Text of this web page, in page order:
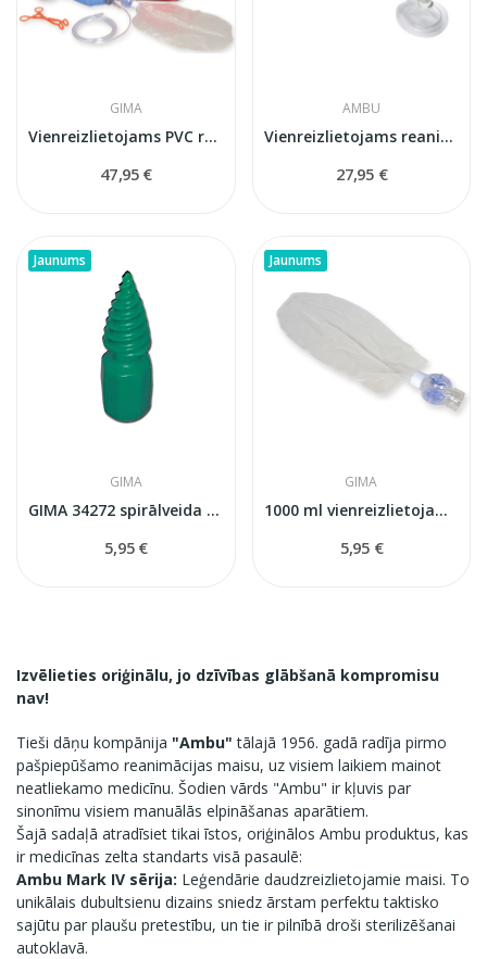
GIMA
Vienreizlietojams PVC reanimācijas komplekts...
47,95 €
AMBU
Vienreizlietojams reanimācijas maiss Ambu SPUR...
27,95 €
Jaunums
GIMA
GIMA 34272 spirālveida mutes atvērējs...
5,95 €
Jaunums
GIMA
1000 ml vienreizlietojams skābekļa rezervuārs...
5,95 €
Izvēlieties oriģinālu, jo dzīvības glābšanā kompromisu
nav!
Tieši dāņu kompānija "Ambu" tālajā 1956. gadā radīja pirmo
pašpiepūšamo reanimācijas maisu, uz visiem laikiem mainot
neatliekamo medicīnu. Šodien vārds "Ambu" ir kļuvis par
sinonīmu visiem manuālās elpināšanas aparātiem.
Šajā sadaļā atradīsiet tikai īstos, oriģinālos Ambu produktus, kas
ir medicīnas zelta standarts visā pasaulē:
Ambu Mark IV sērija: Leģendārie daudzreizlietojamie maisi. To
unikālais dubultsienu dizains sniedz ārstam perfektu taktisko
sajūtu par plaušu pretestību, un tie ir pilnībā droši sterilizēšanai
autoklavā.